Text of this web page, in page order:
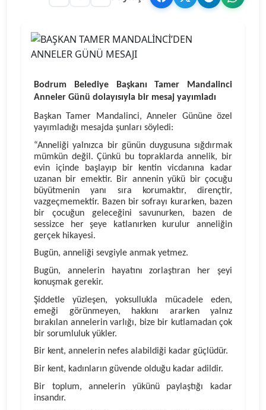
Bodrum Belediye Başkanı Tamer Mandalinci
Anneler Günü dolayısıyla bir mesaj yayımladı
Başkan Tamer Mandalinci, Anneler Gününe özel
yayımladığı mesajda şunları söyledi:
“Anneliği yalnızca bir günün duygusuna sığdırmak
mümkün değil. Çünkü bu topraklarda annelik, bir
evin içinde başlayıp bir kentin vicdanına kadar
uzanan bir emektir. Bir annenin yükü bir çocuğu
büyütmenin yanı sıra korumaktır, dirençtir,
vazgeçmemektir. Bazen bir sofrayı kurarken, bazen
bir çocuğun geleceğini savunurken, bazen de
sessizce her şeye katlanırken kurulur anneliğin
gerçek hikayesi.
Bugün, anneliği sevgiyle anmak yetmez.
Bugün, annelerin hayatını zorlaştıran her şeyi
konuşmak gerekir.
Şiddetle yüzleşen, yoksullukla mücadele eden,
emeği görünmeyen, hakkını ararken yalnız
bırakılan annelerin varlığı, bize bir kutlamadan çok
bir sorumluluk yükler.
Bir kent, annelerin nefes alabildiği kadar güçlüdür.
Bir kent, kadınların güvende olduğu kadar adildir.
Bir toplum, annelerin yükünü paylaştığı kadar
insandır.